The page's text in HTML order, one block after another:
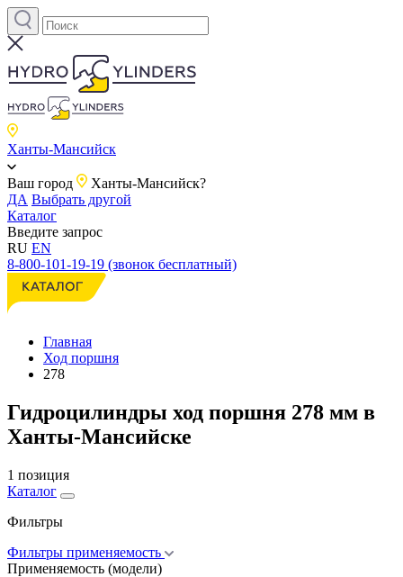
Ханты-Мансийск
Ваш город
Ханты-Мансийск?
ДА Выбрать другой
Каталог
Введите запрос
RU EN
8-800-101-19-19 (звонок бесплатный)
Главная
Ход поршня
278
Гидроцилиндры ход поршня 278 мм в
Ханты-Мансийске
1 позиция
Каталог
Фильтры
Фильтры применяемость
Применяемость (модели)